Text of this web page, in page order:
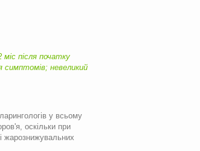
після початку
симптомів; невеликий
у всьому
оскільки при
жарознижувальних